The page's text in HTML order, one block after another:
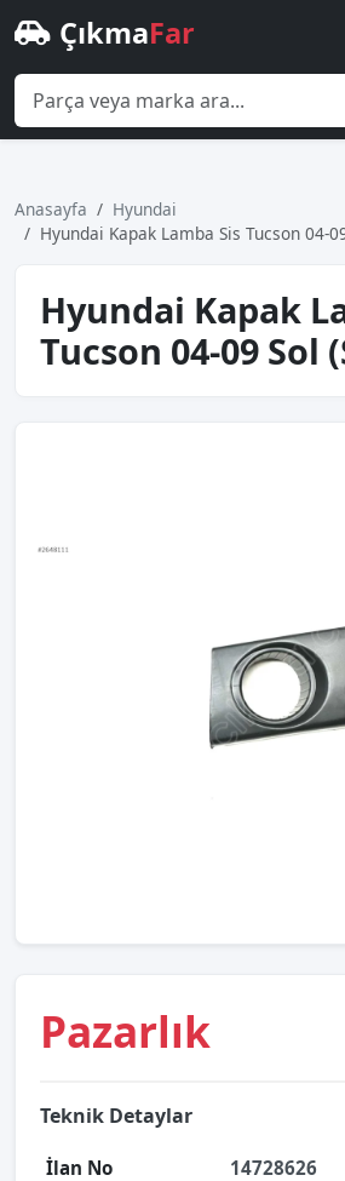
ÇıkmaFar
Anasayfa
Hyundai
Hyundai Kapak Lamba Sis Tucson 04-
Hyundai Kapak
Tucson 04-09 Sol
Pazarlık
Teknik Detaylar
İlan No 14728626